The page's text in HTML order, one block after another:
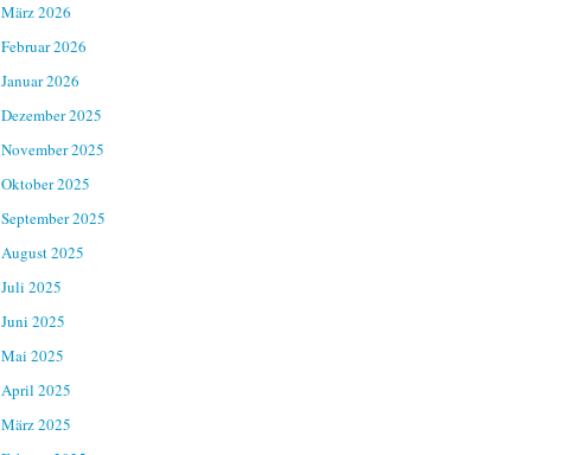
März 2026
Februar 2026
Januar 2026
Dezember 2025
November 2025
Oktober 2025
September 2025
August 2025
Juli 2025
Juni 2025
Mai 2025
April 2025
März 2025